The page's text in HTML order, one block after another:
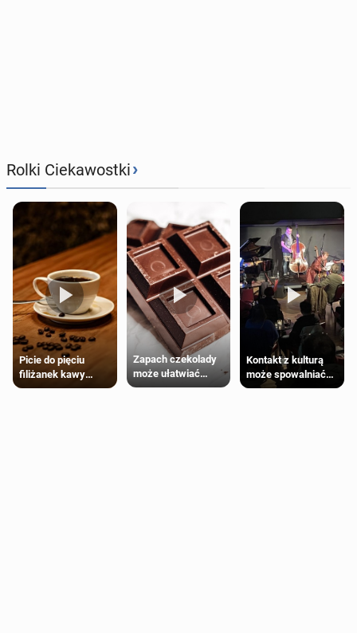
Rolki Ciekawostki›
Picie do pięciu
filiżanek kawy
dziennie jest
Zapach czekolady
może ułatwiać
trening siłowy
Kontakt z kulturą
może spowalniać
starzenie